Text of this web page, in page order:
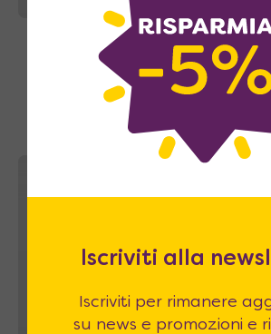
Brezza 160 Big – Letto a
matrimoniale con mensola e
automatico
5.676
Iscriviti alla
Iscriviti per rimanere
su news e promozioni e